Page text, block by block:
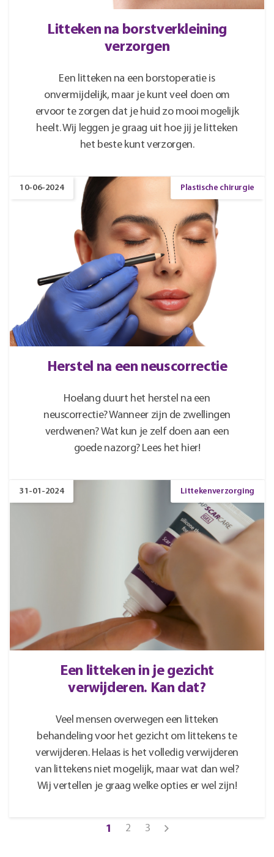
Litteken na borstverkleining
verzorgen
Een litteken na een borstoperatie is
onvermijdelijk, maar je kunt veel doen om
ervoor te zorgen dat je huid zo mooi mogelijk
heelt. Wij leggen je graag uit hoe jij je litteken
het beste kunt verzorgen.
10-06-2024 Plastische chirurgie
Herstel na een neuscorrectie
Hoelang duurt het herstel na een
neuscorrectie? Wanneer zijn de zwellingen
verdwenen? Wat kun je zelf doen aan een
goede nazorg? Lees het hier!
31-01-2024 Littekenverzorging
Een litteken in je gezicht
verwijderen. Kan dat?
Veel mensen overwegen een litteken
behandeling voor het gezicht om littekens te
verwijderen. Helaas is het volledig verwijderen
van littekens niet mogelijk, maar wat dan wel?
Wij vertellen je graag welke opties er wel zijn!
1 2 3